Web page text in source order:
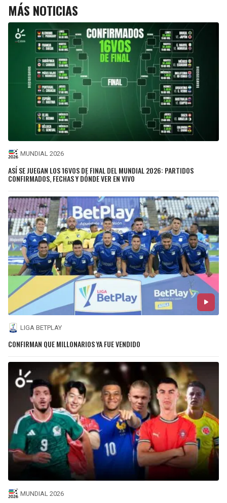
MÁS NOTICIAS
MUNDIAL 2026
ASÍ SE JUEGAN LOS 16VOS DE FINAL DEL MUNDIAL 2026: PARTIDOS
CONFIRMADOS, FECHAS Y DÓNDE VER EN VIVO
LIGA BETPLAY
CONFIRMAN QUE MILLONARIOS YA FUE VENDIDO
MUNDIAL 2026